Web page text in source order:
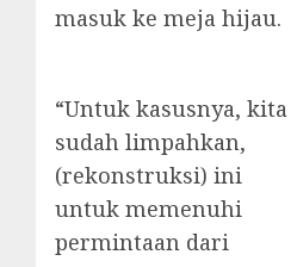
masuk ke meja hijau.
“Untuk kasusnya, kita
sudah limpahkan,
(rekonstruksi) ini
untuk memenuhi
permintaan dari